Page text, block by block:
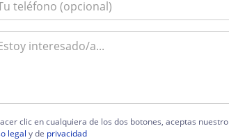
clic en cualquiera de los dos botones, aceptas nuestro
legal y de privacidad